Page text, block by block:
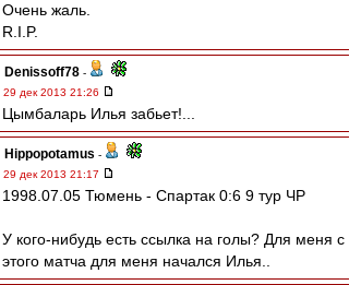
Очень жаль.
R.I.P.
Denissoff78 -
29 дек 2013 21:26
Цымбаларь Илья забьет!...
Hippopotamus -
29 дек 2013 21:17
1998.07.05 Тюмень - Спартак 0:6 9 тур ЧР
У кого-нибудь есть ссылка на голы? Для меня с
этого матча для меня начался Илья..